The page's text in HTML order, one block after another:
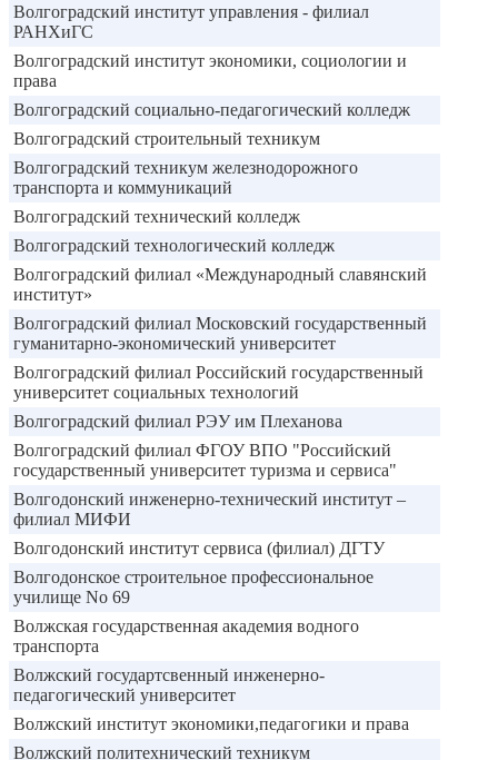
Волгоградский институт управления - филиал
РАНХиГС
Волгоградский институт экономики, социологии и
права
Волгоградский социально-педагогический колледж
Волгоградский строительный техникум
Волгоградский техникум железнодорожного
транспорта и коммуникаций
Волгоградский технический колледж
Волгоградский технологический колледж
Волгоградский филиал «Международный славянский
институт»
Волгоградский филиал Московский государственный
гуманитарно-экономический университет
Волгоградский филиал Российский государственный
университет социальных технологий
Волгоградский филиал РЭУ им Плеханова
Волгоградский филиал ФГОУ ВПО "Российский
государственный университет туризма и сервиса"
Волгодонский инженерно-технический институт –
филиал МИФИ
Волгодонский институт сервиса (филиал) ДГТУ
Волгодонское строительное профессиональное
училище No 69
Волжская государственная академия водного
транспорта
Волжский государтсвенный инженерно-
педагогический университет
Волжский институт экономики,педагогики и права
Волжский политехнический техникум